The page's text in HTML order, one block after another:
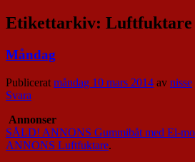
Etikettarkiv: Luftfuktare
Måndag
Publicerat måndag 10 mars 2014 av nisse
Svara
Annonser
SÅLD! ANNONS Gummibåt med El-
ANNONS Luftfuktare.